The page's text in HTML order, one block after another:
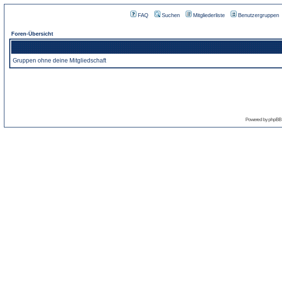
FAQ Suchen Mitgliederliste Benutzergruppen
Foren-Übersicht
Gruppen ohne deine Mitgliedschaft
Powered byphpBB